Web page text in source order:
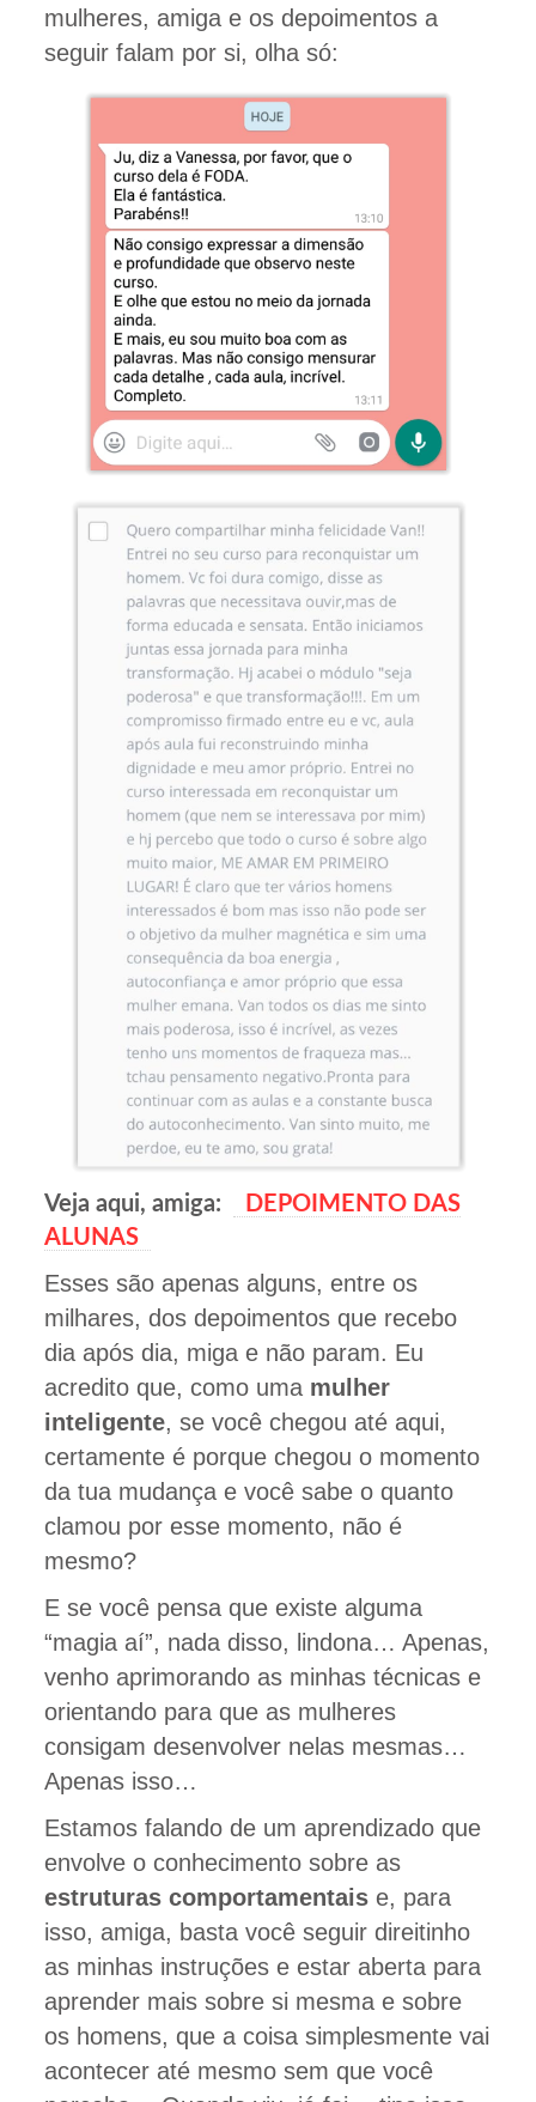
mulheres, amiga e os depoimentos a
seguir falam por si, olha só:
Veja aqui, amiga:
DEPOIMENTO DAS
ALUNAS
Esses são apenas alguns, entre os
milhares, dos depoimentos que recebo
dia após dia, miga e não param. Eu
acredito que, como uma mulher
inteligente, se você chegou até aqui,
certamente é porque chegou o momento
da tua mudança e você sabe o quanto
clamou por esse momento, não é
mesmo?
E se você pensa que existe alguma
“magia aí”, nada disso, lindona… Apenas,
venho aprimorando as minhas técnicas e
orientando para que as mulheres
consigam desenvolver nelas mesmas…
Apenas isso…
Estamos falando de um aprendizado que
envolve o conhecimento sobre as
estruturas comportamentais e, para
isso, amiga, basta você seguir direitinho
as minhas instruções e estar aberta para
aprender mais sobre si mesma e sobre
os homens, que a coisa simplesmente vai
acontecer até mesmo sem que você